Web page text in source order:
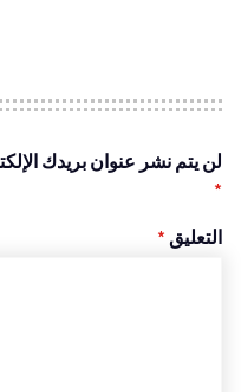
لن يتم نشر عنوان بريدك
*
التعليق *